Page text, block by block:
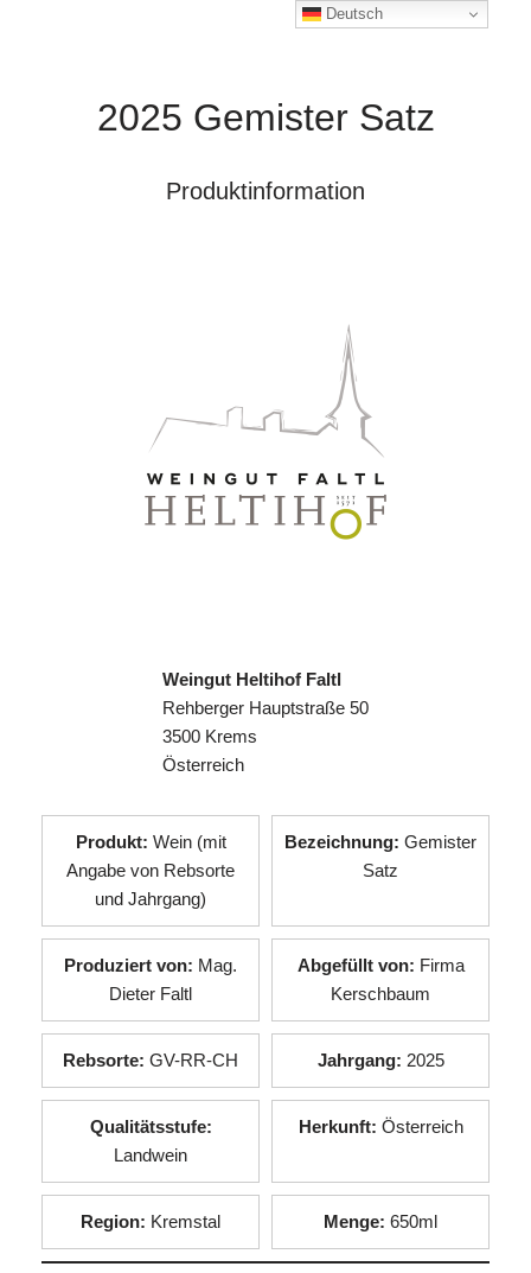
2025 Gemister Satz
Produktinformation
Weingut Heltihof Faltl
Rehberger Hauptstraße 50
3500 Krems
Österreich
Produkt: Wein (mit
Angabe von Rebsorte
und Jahrgang)
Bezeichnung: Gemister
Satz
Produziert von: Mag.
Dieter Faltl
Abgefüllt von: Firma
Kerschbaum
Rebsorte: GV-RR-CH Jahrgang: 2025
Qualitätsstufe:
Landwein
Herkunft: Österreich
Region: Kremstal Menge: 650ml
Deutsch